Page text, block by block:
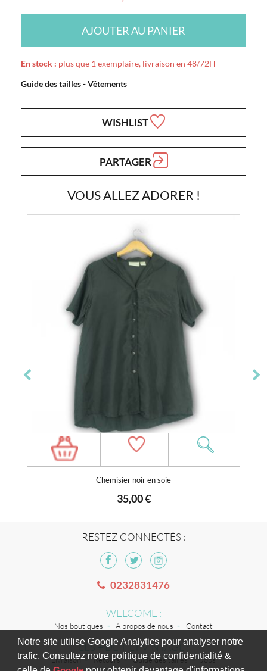
Notre site utilise Google Analytics pour analyser notre
trafic. Consultez notre politique de confidentialité &
AJOUTER AU PANIER
En stock : plus que 1 exemplaire, livraison en 48/72H
Guide des tailles - Vêtements
WISHLIST
PARTAGER
VOUS ALLEZ ADORER !
Chemisier noir en soie
35,00 €
RESTEZ CONNECTÉS :
0232831476
WELCOME :
Nos boutiques A propos de nous Contact
LES + DE TILT VINTAGE :
Livraison Retours Guide des tailles Jobs